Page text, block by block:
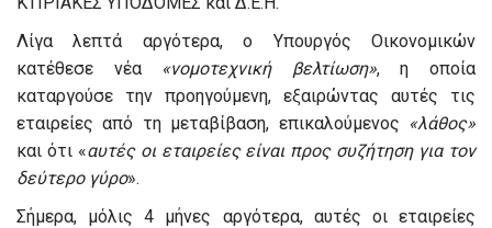
Λίγα λεπτά αργότερα, ο Υπουργός Οικονομικών
κατέθεσε νέα «νομοτεχνική βελτίωση», η οποία
καταργούσε την προηγούμενη, εξαιρώντας αυτές τις
εταιρείες από τη μεταβίβαση, επικαλούμενος «λάθος»
και ότι «αυτές οι εταιρείες είναι προς συζήτηση για τον
δεύτερο γύρο».
Σήμερα, μόλις 4 μήνες αργότερα, αυτές οι εταιρείες